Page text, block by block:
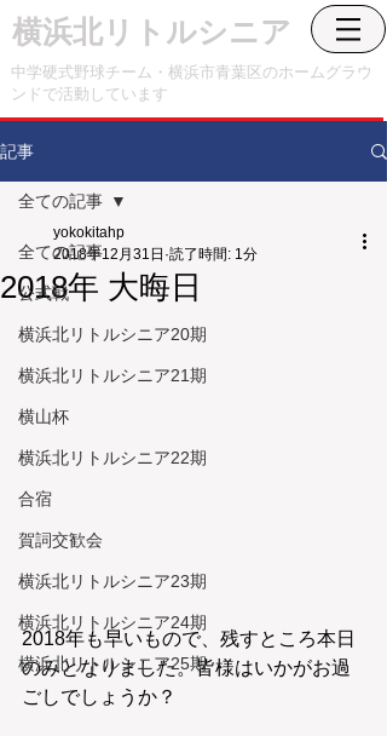
横浜北リトルシニア
中学硬式野球チーム・横浜市青葉区のホームグラウ
ンドで活動しています
記事
全ての記事
公式戦
横浜北リトルシニア20期
横浜北リトルシニア21期
横山杯
横浜北リトルシニア22期
合宿
賀詞交歓会
横浜北リトルシニア23期
横浜北リトルシニア24期
横浜北リトルシニア25期
全ての記事
2018年 大晦日
yokokitahp
2018年12月31日 読了時間: 1分
2018年も早いもので、残すところ本日
のみとなりました。皆様はいかがお過
ごしでしょうか？